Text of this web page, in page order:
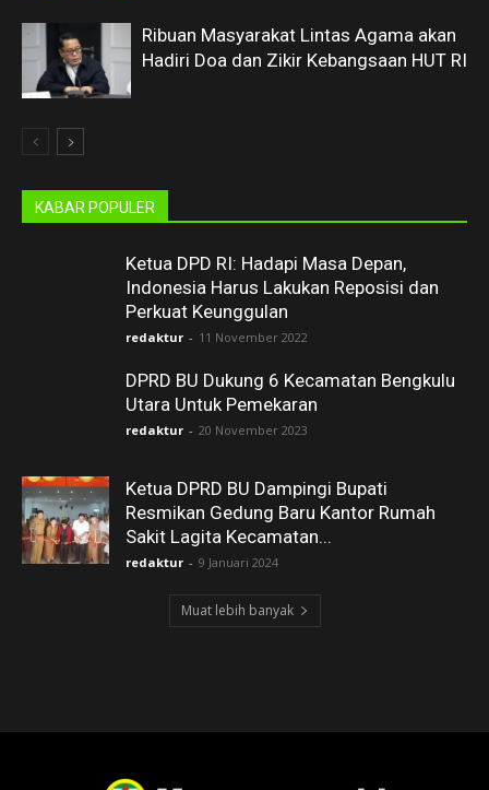
Ribuan Masyarakat Lintas Agama akan
Hadiri Doa dan Zikir Kebangsaan HUT RI
KABAR POPULER
Ketua DPD RI: Hadapi Masa Depan,
Indonesia Harus Lakukan Reposisi dan
Perkuat Keunggulan
redaktur - 11 November 2022
DPRD BU Dukung 6 Kecamatan Bengkulu
Utara Untuk Pemekaran
redaktur - 20 November 2023
Ketua DPRD BU Dampingi Bupati
Resmikan Gedung Baru Kantor Rumah
Sakit Lagita Kecamatan...
redaktur - 9 Januari 2024
Muat lebih banyak